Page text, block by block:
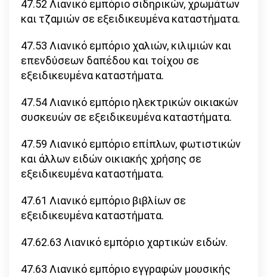
47.52 Λιανικό εμπόριο σιδηρικών, χρωμάτων
και τζαμιών σε εξειδικευμένα καταστήματα.
47.53 Λιανικό εμπόριο χαλιών, κιλιμιών και
επενδύσεων δαπέδου και τοίχου σε
εξειδικευμένα καταστήματα.
47.54 Λιανικό εμπόριο ηλεκτρικών οικιακών
συσκευών σε εξειδικευμένα καταστήματα.
47.59 Λιανικό εμπόριο επίπλων, φωτιστικών
και άλλων ειδών οικιακής χρήσης σε
εξειδικευμένα καταστήματα.
47.61 Λιανικό εμπόριο βιβλίων σε
εξειδικευμένα καταστήματα.
47.62.63 Λιανικό εμπόριο χαρτικών ειδών.
47.63 Λιανικό εμπόριο εγγραφών μουσικής